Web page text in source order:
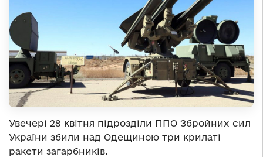
Увечері 28 квітня підрозділи ППО Збройних сил
України збили над Одещиною три крилаті
ракети загарбників.